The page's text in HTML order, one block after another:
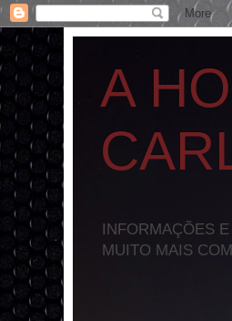
A
INFORMAÇÕES
MUITO MAIS